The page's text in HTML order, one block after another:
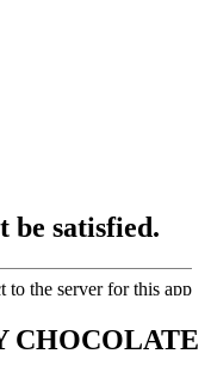
CHOCOLATE